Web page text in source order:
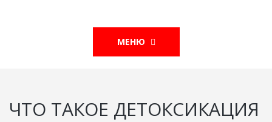
МЕНЮ
ЧТО ТАКОЕ ДЕТОКСИКАЦИЯ